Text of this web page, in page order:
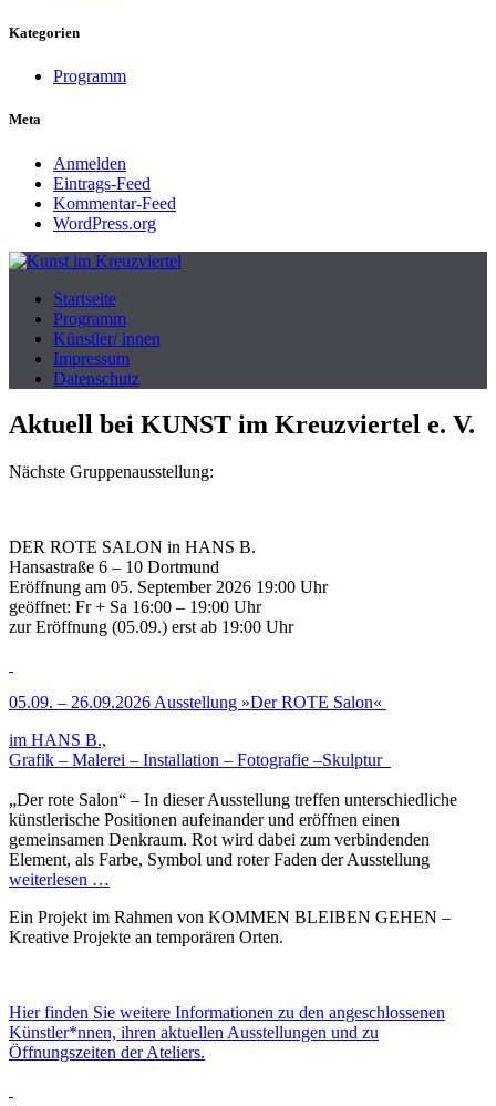
Kategorien
Programm
Meta
Anmelden
Eintrags-Feed
Kommentar-Feed
WordPress.org
Kunst im Kreuzviertel
Produzenten-Galerie 42
Startseite
Programm
Künstler/ innen
Impressum
Datenschutz
Aktuell bei KUNST im Kreuzviertel e. V.
Nächste Gruppenausstellung:
DER ROTE SALON in HANS B.
Hansastraße 6 – 10 Dortmund
Eröffnung am 05. September 2026 19:00 Uhr
geöffnet: Fr + Sa 16:00 – 19:00 Uhr
zur Eröffnung (05.09.) erst ab 19:00 Uhr
05.09. – 26.09.2026 Ausstellung »Der ROTE Salon«
im HANS B.,
Grafik – Malerei – Installation – Fotografie –Skulptur
„Der rote Salon“ – In dieser Ausstellung treffen unterschiedliche
künstlerische Positionen aufeinander und eröffnen einen
gemeinsamen Denkraum. Rot wird dabei zum verbindenden
Element, als Farbe, Symbol und roter Faden der Ausstellung
weiterlesen …
Ein Projekt im Rahmen von KOMMEN BLEIBEN GEHEN –
Kreative Projekte an temporären Orten.
Hier finden Sie weitere Informationen zu den angeschlossenen
Künstler*nnen, ihren aktuellen Ausstellungen und zu
Öffnungszeiten der Ateliers.